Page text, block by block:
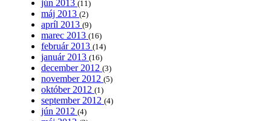
jún 2013 (11)
máj 2013 (2)
apríl 2013 (9)
marec 2013 (16)
február 2013 (14)
január 2013 (16)
december 2012 (3)
november 2012 (5)
október 2012 (1)
september 2012 (4)
jún 2012 (4)